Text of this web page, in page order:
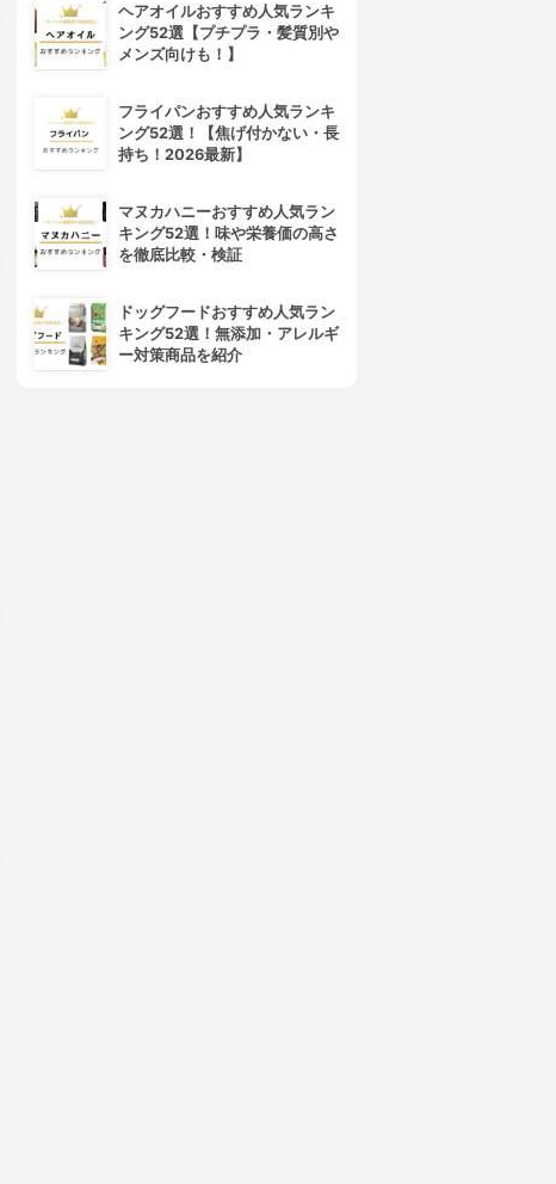
ヘアオイルおすすめ人気ランキ
ング52選【プチプラ・髪質別や
メンズ向けも！】
フライパンおすすめ人気ランキ
ング52選！【焦げ付かない・長
持ち！2026最新】
マヌカハニーおすすめ人気ラン
キング52選！味や栄養価の高さ
を徹底比較・検証
ドッグフードおすすめ人気ラン
キング52選！無添加・アレルギ
ー対策商品を紹介